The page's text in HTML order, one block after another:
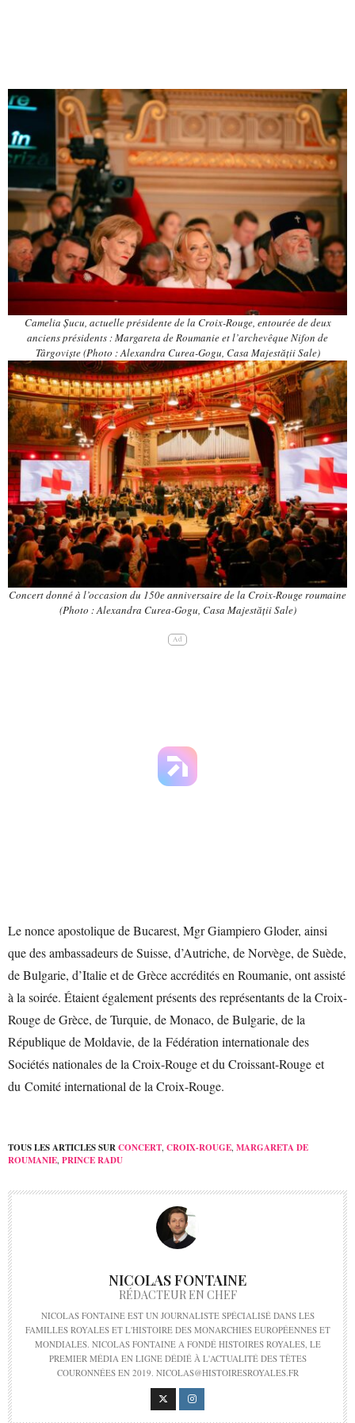
Camelia Șucu, actuelle présidente de la Croix-Rouge, entourée de deux
anciens présidents : Margareta de Roumanie et l’archevêque Nifon de
Târgoviște(Photo : Alexandra Curea-Gogu, Casa Majestății Sale)
Concert donné à l’occasion du 150e anniversaire de la Croix-Rouge roumaine
(Photo : Alexandra Curea-Gogu, Casa Majestății Sale)
Ad
Le nonce apostolique de Bucarest, Mgr Giampiero Gloder, ainsi
que des ambassadeurs de Suisse, d’Autriche, de Norvège, de Suède,
de Bulgarie, d’Italie et de Grèce accrédités en Roumanie, ont assisté
à la soirée. Étaient également présents des représentants de la Croix-
Rouge de Grèce, de Turquie, de Monaco, de Bulgarie, de la
République de Moldavie, de la Fédération internationale des
Sociétés nationales de la Croix-Rouge et du Croissant-Rouge et
du Comité international de la Croix-Rouge.
TOUS LES ARTICLES SURCONCERT CROIX-ROUGE MARGARETA DE
ROUMANIE PRINCE RADU
NICOLAS FONTAINE
RÉDACTEUR EN CHEF
NICOLAS FONTAINE EST UN JOURNALISTE SPÉCIALISÉ DANS LES
FAMILLES ROYALES ET L'HISTOIRE DES MONARCHIES EUROPÉENNES ET
MONDIALES. NICOLAS FONTAINE A FONDÉ HISTOIRES ROYALES, LE
PREMIER MÉDIA EN LIGNE DÉDIÉ À L'ACTUALITÉ DES TÊTES
COURONNÉES EN 2019. NICOLAS@HISTOIRESROYALES.FR